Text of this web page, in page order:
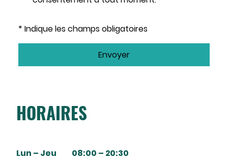
* Indique les champs obligatoires
Envoyer
HORAIRES
Lun – Jeu
08:00 – 20:30